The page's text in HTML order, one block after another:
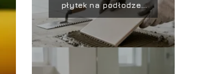
płytek na podłodze?
Poradnik krok po kroku